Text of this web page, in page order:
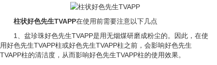
柱状好色先生TVAPP在使用前需要注意以下几点
1、盆珍珠好色先生TVAPP是用无烟煤研磨成粉尘的。因此，在使
用好色先生TVAPP柱或好色先生TVAPP柱之前，会影响好色先生
TVAPP柱的清洁度，从而影响好色先生TVAPP柱的使用效果。